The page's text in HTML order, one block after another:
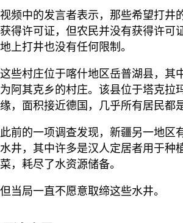
视频中的发言者表示，那些希望打井
获得许可证，但农民并没有获得许可
地上打井也没有任何限制。
这些村庄位于喀什地区岳普湖县，其
为阿其克乡的村庄。该县位于塔克拉
缘，面积接近德国，几乎所有居民都
此前的一项调查发现，新疆另一地区
水井，其中许多是汉人定居者用于种
菜，耗尽了水资源储备。
但当局一直不愿意取缔这些水井。